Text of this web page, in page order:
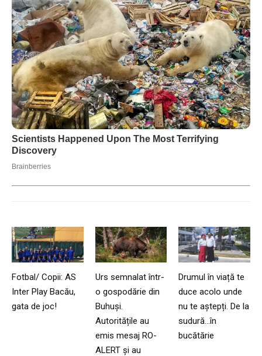
Fotbal/ Copii: AS
Inter Play Bacău,
gata de joc!
Urs semnalat într-
o gospodărie din
Buhuși.
Autoritățile au
emis mesaj RO-
ALERT și au
Drumul în viață te
duce acolo unde
nu te aștepți. De la
sudură…în
bucătărie